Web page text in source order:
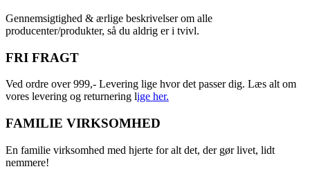
Gennemsigtighed & ærlige beskrivelser om alle
producenter/produkter, så du aldrig er i tvivl.
FRI FRAGT
Ved ordre over 999,- Levering lige hvor det passer dig. Læs alt om
vores levering og returnering lige her.
FAMILIE VIRKSOMHED
En familie virksomhed med hjerte for alt det, der gør livet, lidt
nemmere!